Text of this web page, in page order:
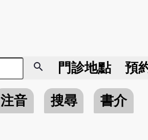
search 門診地點 預
注音 搜尋
書介